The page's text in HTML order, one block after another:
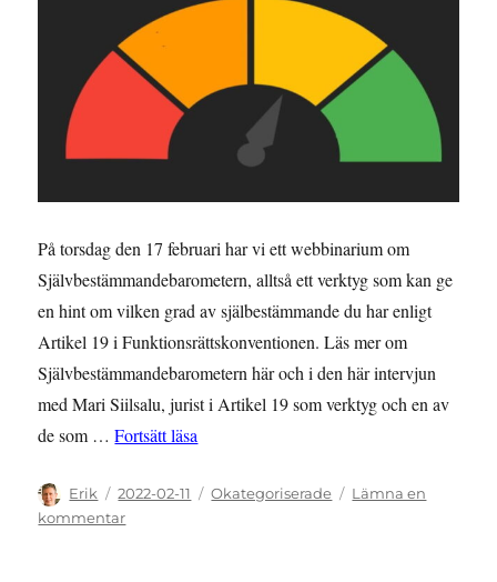
På torsdag den 17 februari har vi ett webbinarium om
Självbestämmandebarometern, alltså ett verktyg som kan ge
en hint om vilken grad av själbestämmande du har enligt
Artikel 19 i Funktionsrättskonventionen. Läs mer om
Självbestämmandebarometern här och i den här intervjun
med Mari Siilsalu, jurist i Artikel 19 som verktyg och en av
de som …Fortsätt läsa
Författare
Erik
Publicerat
den
2022-02-11 Kategorier
Okategoriserade
Lämna en
kommentartill